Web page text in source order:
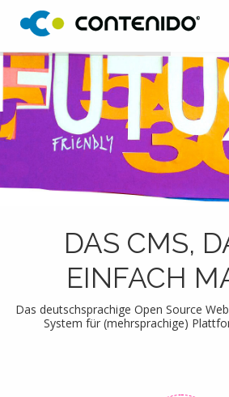
DAS CMS,
EINFACH
Das deutschsprachige Open Source
System für (mehrsprachige)